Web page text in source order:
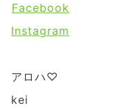
Facebook
Instagram
アロハ♡
kei